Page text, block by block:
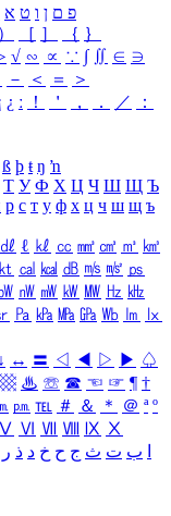
פ ם ן ו ט א
） ［ ］ ｛ ｝
√ ∽ ∝ ∵ ∫ ∬ ∈ ∋
－ ＜ ＝
＞
¿ ː ！ ＇ ， ． ／
：
ß þ ŧ ŋ ŉ
Т У Ф Х Ц Ч Ш Щ Ъ
р с т у ф х ц ч ш щ ъ
㎗ ℓ ㎘ ㏄ ㎣ ㎤ ㎥ ㎦
㏏ ㎈ ㎉ ㏈ ㎧ ㎨ ㎰
㎻ ㎽ ㎾ ㎿ ㎐ ㎑
㎩ ㎪ ㎫ ㎬ ㏝ ㏐
㏓
↓ ↔ 〓 ◁ ◀ ▷ ▶ ♤
▩ ♨ ☏ ☎ ☜ ☞ ¶ †
㏘ ℡ ＃ ＆ ＊ ＠ ª º
Ⅴ Ⅵ Ⅶ Ⅷ Ⅸ Ⅹ
ب ت ث ج ح خ د ذ ر